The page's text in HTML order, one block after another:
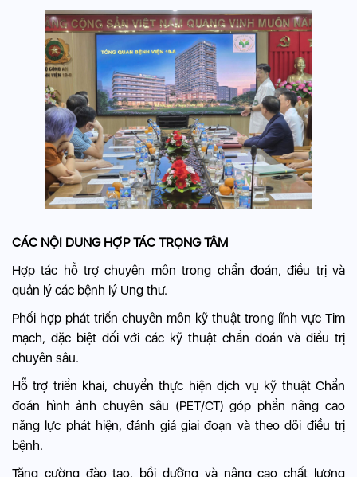
CÁC NỘI DUNG HỢP TÁC TRỌNG TÂM
Hợp tác hỗ trợ chuyên môn trong chẩn đoán, điều trị và
quản lý các bệnh lý Ung thư.
Phối hợp phát triển chuyên môn kỹ thuật trong lĩnh vực Tim
mạch, đặc biệt đối với các kỹ thuật chẩn đoán và điều trị
chuyên sâu.
Hỗ trợ triển khai, chuyển thực hiện dịch vụ kỹ thuật Chẩn
đoán hình ảnh chuyên sâu (PET/CT) góp phần nâng cao
năng lực phát hiện, đánh giá giai đoạn và theo dõi điều trị
bệnh.
Tăng cường đào tạo, bồi dưỡng và nâng cao chất lượng